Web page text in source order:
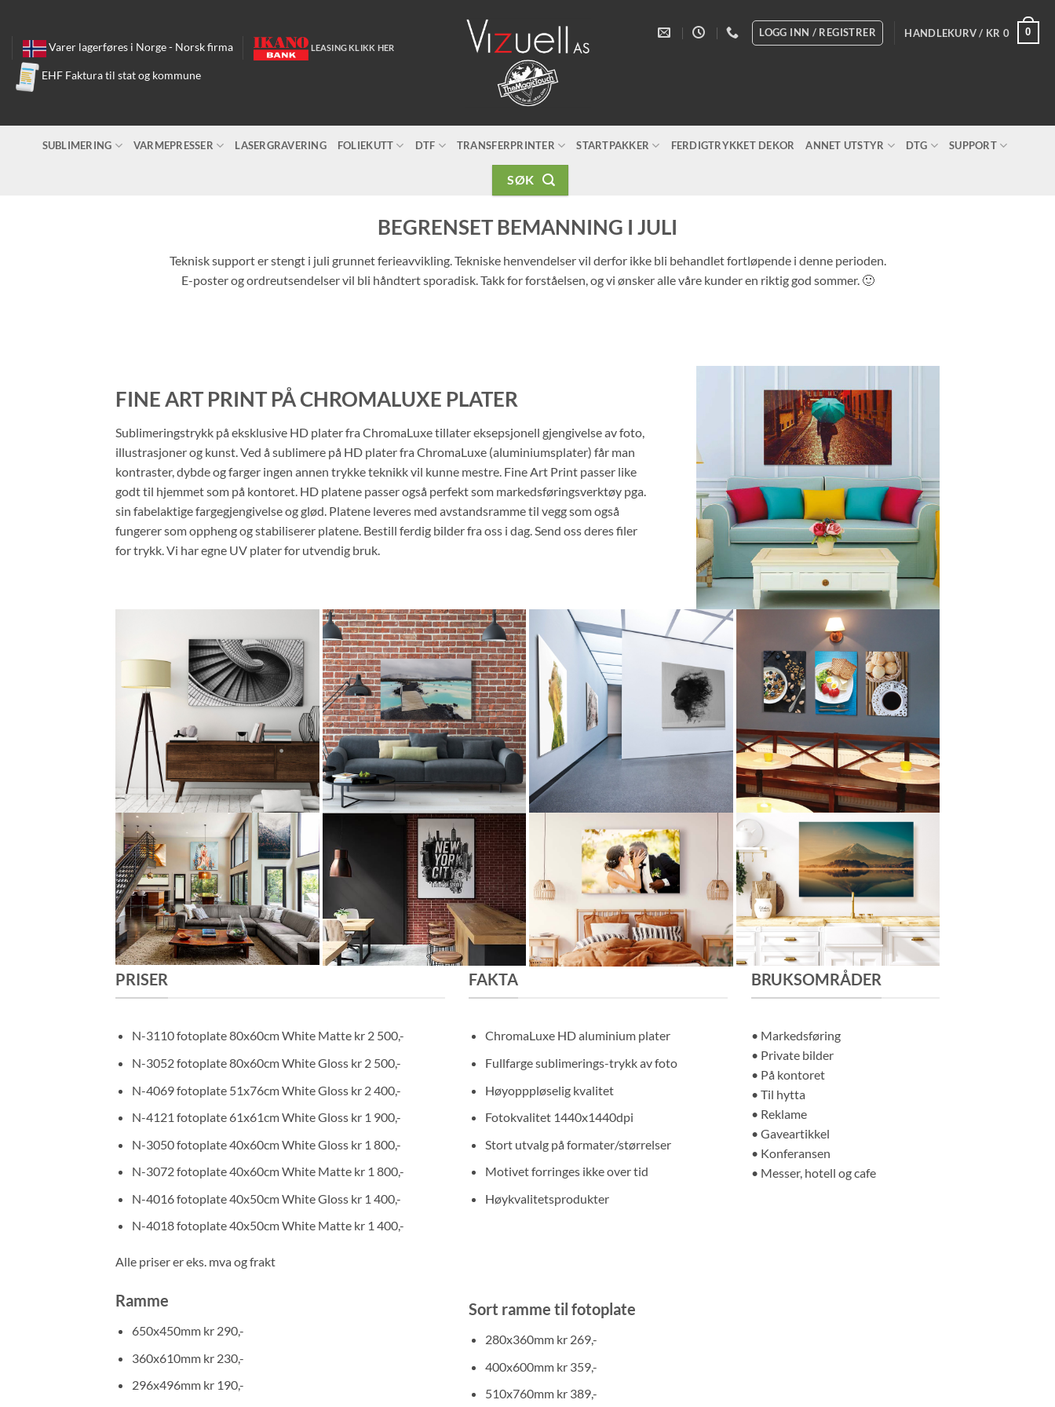
content Varer lagerføres i Norge - Norsk firma LEASING KLIKK HER
EHF Faktura til stat og kommune
LOGG INN / REGISTRER HANDLEKURV / KR 0 0
SUBLIMERING VARMEPRESSER LASERGRAVERING FOLIEKUTT DTF TRANSFERPRINTER STARTPAKKER FERDIGTRYKKET DEKOR ANNET UTSTYR DTG SUPPORT
SØK
BEGRENSET BEMANNING I JULI
Teknisk support er stengt i juli grunnet ferieavvikling. Tekniske henvendelser vil derfor ikke bli behandlet fortløpende i denne perioden.
E-poster og ordreutsendelser vil bli håndtert sporadisk. Takk for forståelsen, og vi ønsker alle våre kunder en riktig god sommer. 🙂
FINE ART PRINT PÅ CHROMALUXE PLATER
Sublimeringstrykk på eksklusive HD plater fra ChromaLuxe tillater eksepsjonell gjengivelse av foto,
illustrasjoner og kunst. Ved å sublimere på HD plater fra ChromaLuxe (aluminiumsplater) får man
kontraster, dybde og farger ingen annen trykke teknikk vil kunne mestre. Fine Art Print passer like
godt til hjemmet som på kontoret. HD platene passer også perfekt som markedsføringsverktøy pga.
sin fabelaktige fargegjengivelse og glød. Platene leveres med avstandsramme til vegg som også
fungerer som oppheng og stabiliserer platene. Bestill ferdig bilder fra oss i dag. Send oss deres filer
for trykk. Vi har egne UV plater for utvendig bruk.
PRISER
N-3110 fotoplate 80x60cm White Matte kr 2 500,-
N-3052 fotoplate 80x60cm White Gloss kr 2 500,-
N-4069 fotoplate 51x76cm White Gloss kr 2 400,-
N-4121 fotoplate 61x61cm White Gloss kr 1 900,-
N-3050 fotoplate 40x60cm White Gloss kr 1 800,-
N-3072 fotoplate 40x60cm White Matte kr 1 800,-
N-4016 fotoplate 40x50cm White Gloss kr 1 400,-
N-4018 fotoplate 40x50cm White Matte kr 1 400,-
Alle priser er eks. mva og frakt
Ramme
650x450mm kr 290,-
360x610mm kr 230,-
296x496mm kr 190,-
FAKTA
ChromaLuxe HD aluminium plater
Fullfarge sublimerings-trykk av foto
Høyopppløselig kvalitet
Fotokvalitet 1440x1440dpi
Stort utvalg på formater/størrelser
Motivet forringes ikke over tid
Høykvalitetsprodukter
Sort ramme til fotoplate
280x360mm kr 269,-
400x600mm kr 359,-
510x760mm kr 389,-
BRUKSOMRÅDER
• Markedsføring
• Private bilder
• På kontoret
• Til hytta
• Reklame
• Gaveartikkel
• Konferansen
• Messer, hotell og cafe